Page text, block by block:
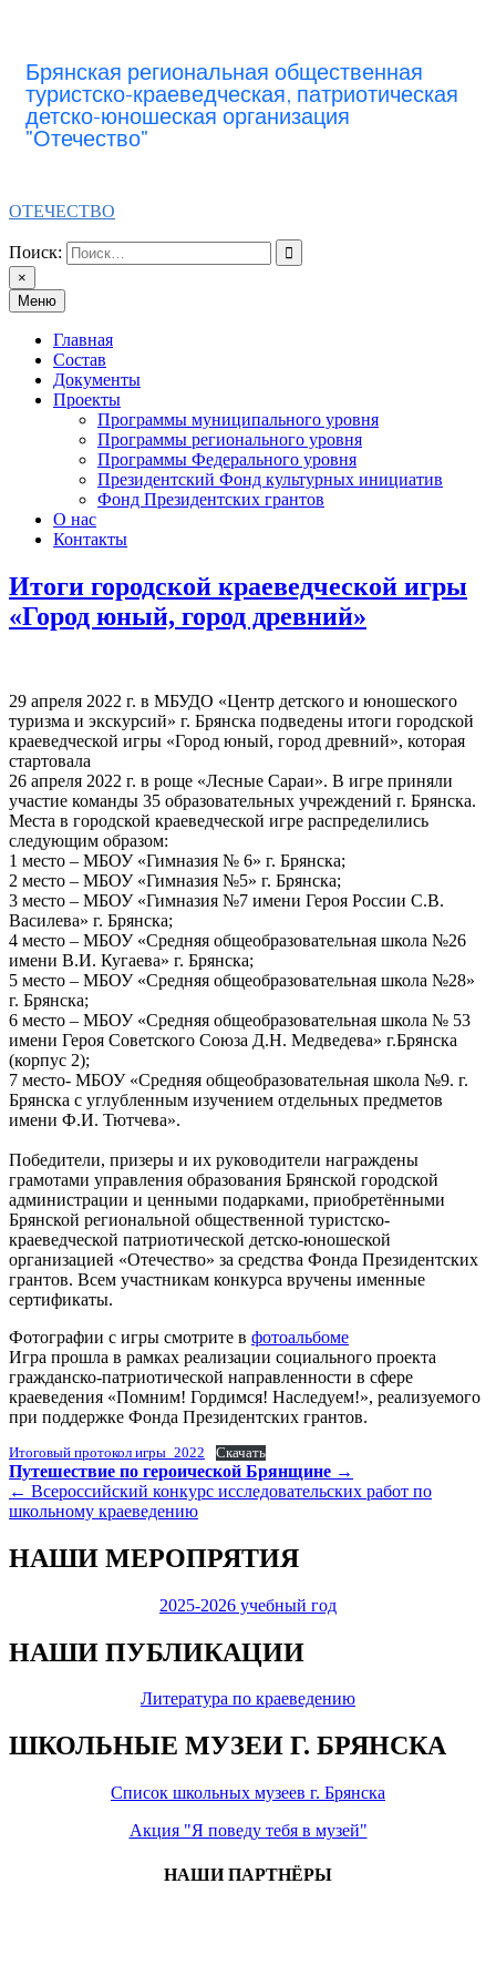
Брянская региональная общественная
туристско-краеведческая, патриотическая
детско-юношеская организация
"Отечество"
ОТЕЧЕСТВО
Поиск:
×
Меню
Главная
Состав
Документы
Проекты
Программы муниципального уровня
Программы регионального уровня
Программы Федерального уровня
Президентский Фонд культурных инициатив
Фонд Президентских грантов
О нас
Контакты
Итоги городской краеведческой игры
«Город юный, город древний»
29 апреля 2022 г. в МБУДО «Центр детского и юношеского
туризма и экскурсий» г. Брянска подведены итоги городской
краеведческой игры «Город юный, город древний», которая
стартовала
26 апреля 2022 г. в роще «Лесные Сараи». В игре приняли
участие команды 35 образовательных учреждений г. Брянска.
Места в городской краеведческой игре распределились
следующим образом:
1 место – МБОУ «Гимназия № 6» г. Брянска;
2 место – МБОУ «Гимназия №5» г. Брянска;
3 место – МБОУ «Гимназия №7 имени Героя России С.В.
Василева» г. Брянска;
4 место – МБОУ «Средняя общеобразовательная школа №26
имени В.И. Кугаева» г. Брянска;
5 место – МБОУ «Средняя общеобразовательная школа №28»
г. Брянска;
6 место – МБОУ «Средняя общеобразовательная школа № 53
имени Героя Советского Союза Д.Н. Медведева» г.Брянска
(корпус 2);
7 место- МБОУ «Средняя общеобразовательная школа №9. г.
Брянска с углубленным изучением отдельных предметов
имени Ф.И. Тютчева».
Победители, призеры и их руководители награждены
грамотами управления образования Брянской городской
администрации и ценными подарками, приобретёнными
Брянской региональной общественной туристско-
краеведческой патриотической детско-юношеской
организацией «Отечество» за средства Фонда Президентских
грантов. Всем участникам конкурса вручены именные
сертификаты.
Фотографии с игры смотрите в фотоальбоме
Игра прошла в рамках реализации социального проекта
гражданско-патриотической направленности в сфере
краеведения «Помним! Гордимся! Наследуем!», реализуемого
при поддержке Фонда Президентских грантов.
Итоговый протокол игры_2022 Скачать
Навигация
по
Путешествие по героической Брянщине →
← Всероссийский конкурс исследовательских работ по
школьному краеведению
НАШИ МЕРОПРЯТИЯ
2025-2026 учебный год
НАШИ ПУБЛИКАЦИИ
Литература по краеведению
ШКОЛЬНЫЕ МУЗЕИ Г. БРЯНСКА
Список школьных музеев г. Брянска
Акция "Я поведу тебя в музей"
НАШИ ПАРТНЁРЫ